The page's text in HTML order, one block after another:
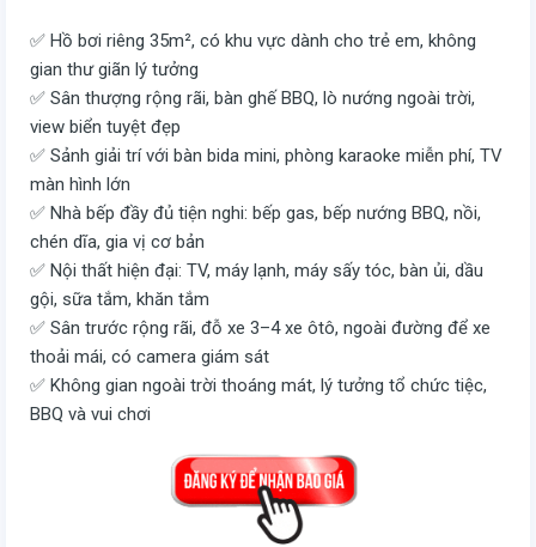
✅ Hồ bơi riêng 35m², có khu vực dành cho trẻ em, không
gian thư giãn lý tưởng
✅ Sân thượng rộng rãi, bàn ghế BBQ, lò nướng ngoài trời,
view biển tuyệt đẹp
✅ Sảnh giải trí với bàn bida mini, phòng karaoke miễn phí, TV
màn hình lớn
✅ Nhà bếp đầy đủ tiện nghi: bếp gas, bếp nướng BBQ, nồi,
chén dĩa, gia vị cơ bản
✅ Nội thất hiện đại: TV, máy lạnh, máy sấy tóc, bàn ủi, dầu
gội, sữa tắm, khăn tắm
✅ Sân trước rộng rãi, đỗ xe 3–4 xe ôtô, ngoài đường để xe
thoải mái, có camera giám sát
✅ Không gian ngoài trời thoáng mát, lý tưởng tổ chức tiệc,
BBQ và vui chơi